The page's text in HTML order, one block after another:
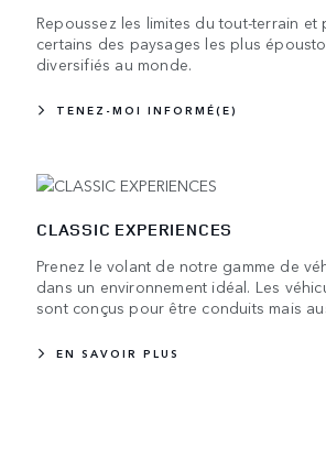
Repoussez les limites du tout-terrain et
certains des paysages les plus
diversifiés au monde.
TENEZ-MOI INFORMÉ(E)
CLASSIC EXPERIENCES
Prenez le volant de notre gamme de
dans un environnement idéal. Les
sont conçus pour être conduits mais
EN SAVOIR PLUS